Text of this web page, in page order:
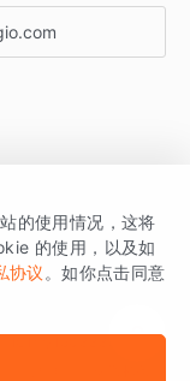
核心平台为 GrowingIO
的使用情况，这将
的使用，以及如
协议 。如你点击同意